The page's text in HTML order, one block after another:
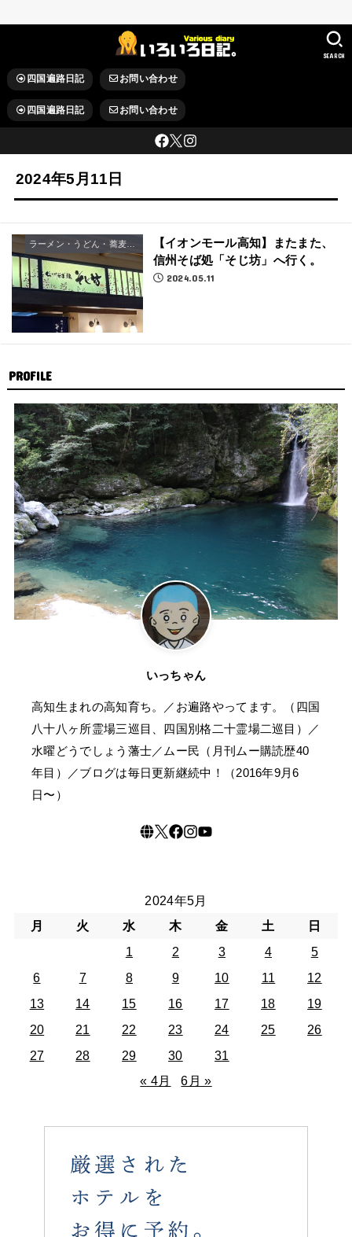
四国遍路日記 お問い合わせ
四国遍路日記 お問い合わせ
SEARCH
2024年5月11日
【イオンモール高知】またまた、
信州そば処「そじ坊」へ行く。
2024.05.11
PROFILE
いっちゃん
高知生まれの高知育ち。／お遍路やってます。（四国
八十八ヶ所霊場三巡目、四国別格二十霊場二巡目）／
水曜どうでしょう藩士／ムー民（月刊ムー購読歴40
年目）／ブログは毎日更新継続中！（2016年9月6
日〜）
2024年5月
月
火 水 木 金 土
日
1
2 3 4
5
6
7 8 9 10 11
12
13
14 15 16 17 18
19
20
21 22 23 24 25
26
27
28 29 30
31
« 4月
6月 »